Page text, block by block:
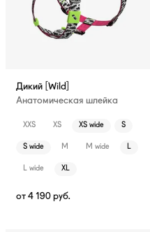
Дикий [Wild]
Анатомическая шлейка
XXS XS XS wide S
S wide M M wide L
L wide XL
от 4 190 руб.